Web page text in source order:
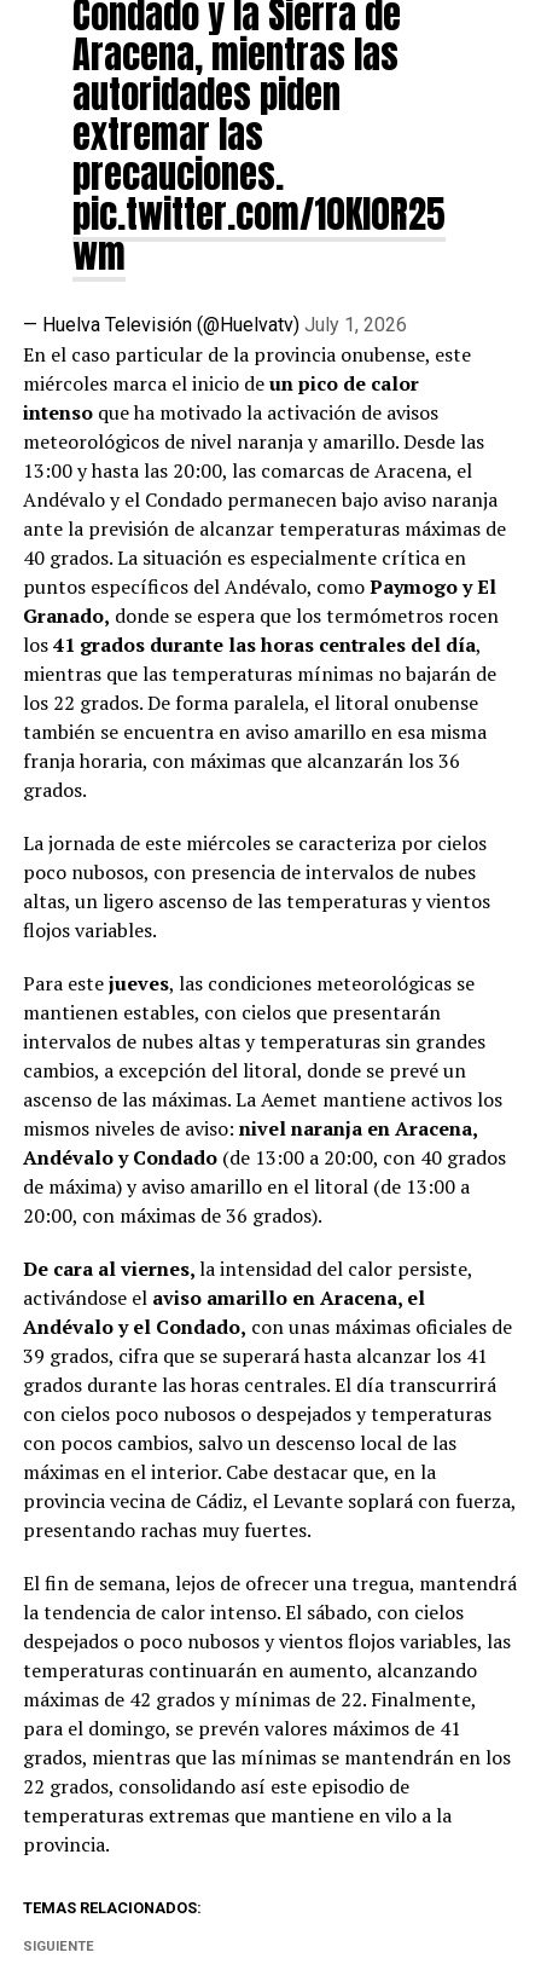
Condado y la Sierra de
Aracena, mientras las
autoridades piden
extremar las
precauciones.
pic.twitter.com/10Kl0R25
wm
— Huelva Televisión (@Huelvatv) July 1, 2026
En el caso particular de la provincia onubense, este
miércoles marca el inicio deun pico de calor
intensoque ha motivado la activación de avisos
meteorológicos de nivel naranja y amarillo. Desde las
13:00 y hasta las 20:00, las comarcas de Aracena, el
Andévalo y el Condado permanecen bajo aviso naranja
ante la previsión de alcanzar temperaturas máximas de
40 grados. La situación es especialmente crítica en
puntos específicos del Andévalo, comoPaymogo y El
Granado, donde se espera que los termómetros rocen
los41 grados durante las horas centrales del día,
mientras que las temperaturas mínimas no bajarán de
los 22 grados. De forma paralela, el litoral onubense
también se encuentra en aviso amarillo en esa misma
franja horaria, con máximas que alcanzarán los 36
grados.
La jornada de este miércoles se caracteriza por cielos
poco nubosos, con presencia de intervalos de nubes
altas, un ligero ascenso de las temperaturas y vientos
flojos variables.
Para estejueves, las condiciones meteorológicas se
mantienen estables, con cielos que presentarán
intervalos de nubes altas y temperaturas sin grandes
cambios, a excepción del litoral, donde se prevé un
ascenso de las máximas. La Aemet mantiene activos los
mismos niveles de aviso: nivel naranja en Aracena,
Andévalo y Condado(de 13:00 a 20:00, con 40 grados
de máxima) y aviso amarillo en el litoral (de 13:00 a
20:00, con máximas de 36 grados).
De cara al viernes,la intensidad del calor persiste,
activándose el aviso amarillo en Aracena, el
Andévalo y el Condado, con unas máximas oficiales de
39 grados, cifra que se superará hasta alcanzar los 41
grados durante las horas centrales. El día transcurrirá
con cielos poco nubosos o despejados y temperaturas
con pocos cambios, salvo un descenso local de las
máximas en el interior. Cabe destacar que, en la
provincia vecina de Cádiz, el Levante soplará con fuerza,
presentando rachas muy fuertes.
El fin de semana, lejos de ofrecer una tregua, mantendrá
la tendencia de calor intenso. El sábado, con cielos
despejados o poco nubosos y vientos flojos variables, las
temperaturas continuarán en aumento, alcanzando
máximas de 42 grados y mínimas de 22. Finalmente,
para el domingo, se prevén valores máximos de 41
grados, mientras que las mínimas se mantendrán en los
22 grados, consolidando así este episodio de
temperaturas extremas que mantiene en vilo a la
provincia.
TEMAS RELACIONADOS:
SIGUIENTE